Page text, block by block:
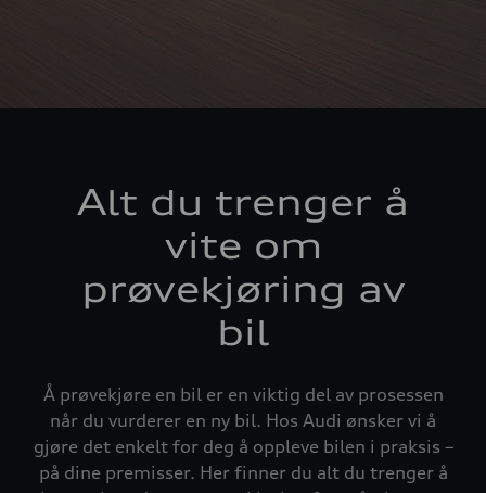
Alt du trenger å
vite om
prøvekjøring av
bil
Å prøvekjøre en bil er en viktig del av prosessen
når du vurderer en ny bil. Hos Audi ønsker vi å
gjøre det enkelt for deg å oppleve bilen i praksis –
på dine premisser. Her finner du alt du trenger å